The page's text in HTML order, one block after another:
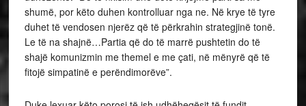
shumë, por këto duhen kontrolluar nga ne. Në krye të tyre
duhet të vendosen njerëz që të përkrahin strategjinë tonë.
Le të na shajnë…Partia që do të marrë pushtetin do të
shajë komunizmin me themel e me çati, në mënyrë që të
fitojë simpatinë e perëndimorëve”.